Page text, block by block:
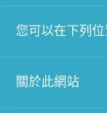
您可以在下列
關於此網站